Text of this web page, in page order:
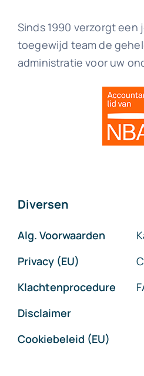
Sinds 1990 verzorgt een
toegewijd team de
administratie voor uw
Diversen
Alg. Voorwaarden
Privacy (EU)
Klachtenprocedure
Disclaimer
Cookiebeleid (EU)